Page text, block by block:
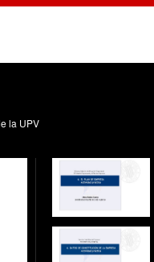
la UPV